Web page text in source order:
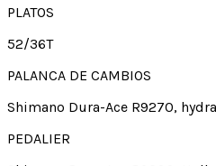
PLATOS
52/36T
PALANCA DE CAMBIOS
Shimano Dura-Ace R9270,
PEDALIER